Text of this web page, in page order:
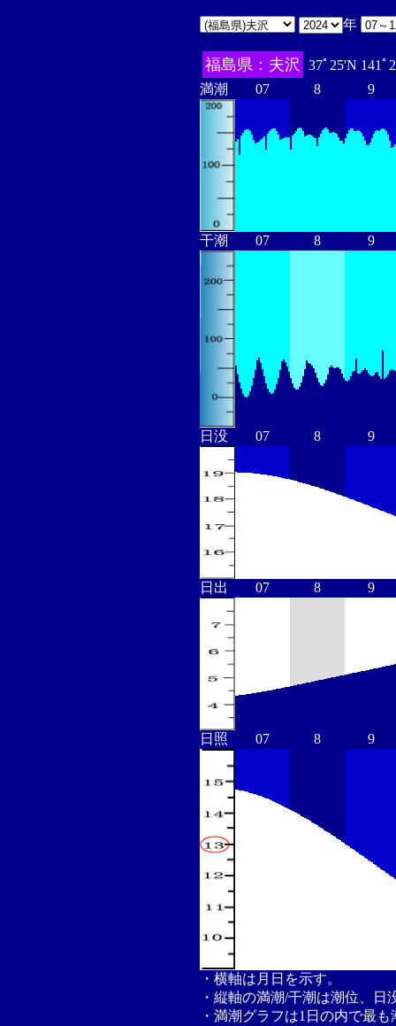
年
福島県：夫沢
37ﾟ25'N 141ﾟ
満潮
07 8 9
干潮 07 8 9
日没 07 8 9
日出 07 8 9
日照 07 8 9
・横軸は月日を示す。
・縦軸の満潮/干潮は潮位、
・満潮グラフは1日の内で最